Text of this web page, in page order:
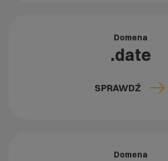
Domena
.date
SPRAWDŹ
Domena